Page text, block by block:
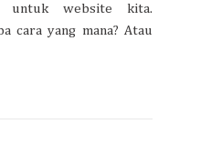
untuk website kita.
cara yang mana? Atau